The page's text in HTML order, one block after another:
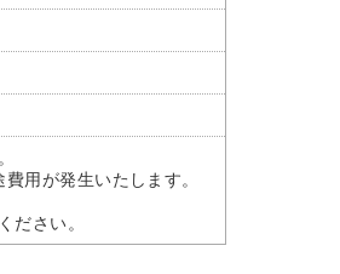
用が発生いたします。
ださい。